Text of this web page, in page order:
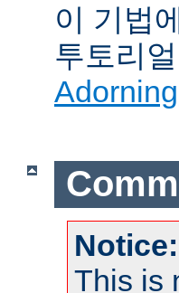
이 기법
투토리
Notice:
This is